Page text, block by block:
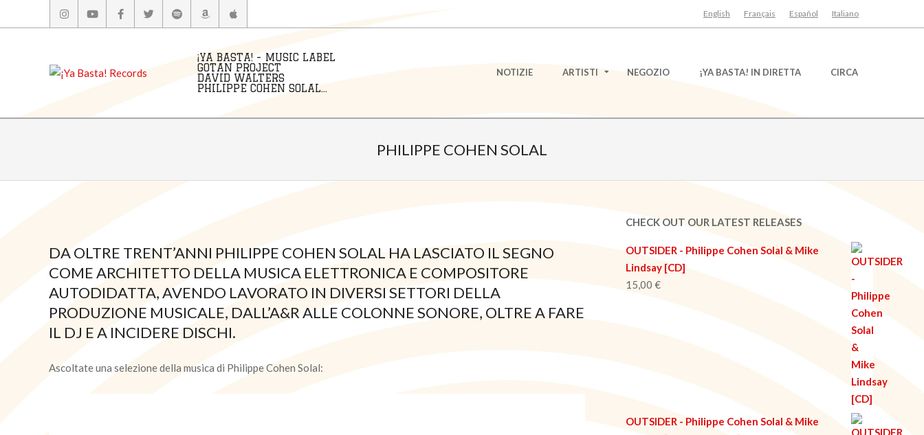
to
English Français Español Italiano
¡YA BASTA! - MUSIC LABEL
GOTAN PROJECT
DAVID WALTERS
PHILIPPE COHEN SOLAL...
NOTIZIE ARTISTI NEGOZIO ¡YA BASTA! IN DIRETTA CIRCA
PHILIPPE COHEN SOLAL
DA OLTRE TRENT’ANNI PHILIPPE COHEN SOLAL HA LASCIATO IL SEGNO
COME ARCHITETTO DELLA MUSICA ELETTRONICA E COMPOSITORE
AUTODIDATTA, AVENDO LAVORATO IN DIVERSI SETTORI DELLA
PRODUZIONE MUSICALE, DALL’A&R ALLE COLONNE SONORE, OLTRE A FARE
IL DJ E A INCIDERE DISCHI.
Ascoltate una selezione della musica di Philippe Cohen Solal:
CHECK OUT OUR LATEST RELEASES
OUTSIDER - Philippe Cohen Solal & Mike
Lindsay [CD]
15,00 €
OUTSIDER - Philippe Cohen Solal & Mike